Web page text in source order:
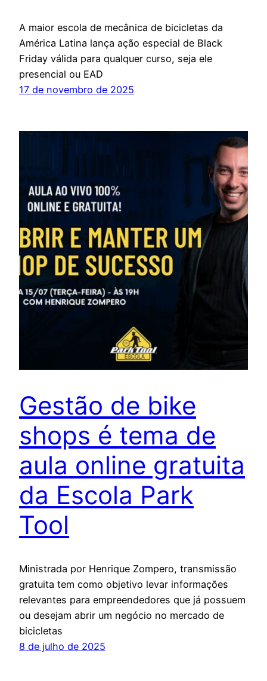
A maior escola de mecânica de bicicletas da
América Latina lança ação especial de Black
Friday válida para qualquer curso, seja ele
presencial ou EAD
17 de novembro de 2025
Gestão de bike
shops é tema de
aula online gratuita
da Escola Park
Tool
Ministrada por Henrique Zompero, transmissão
gratuita tem como objetivo levar informações
relevantes para empreendedores que já possuem
ou desejam abrir um negócio no mercado de
bicicletas
8 de julho de 2025